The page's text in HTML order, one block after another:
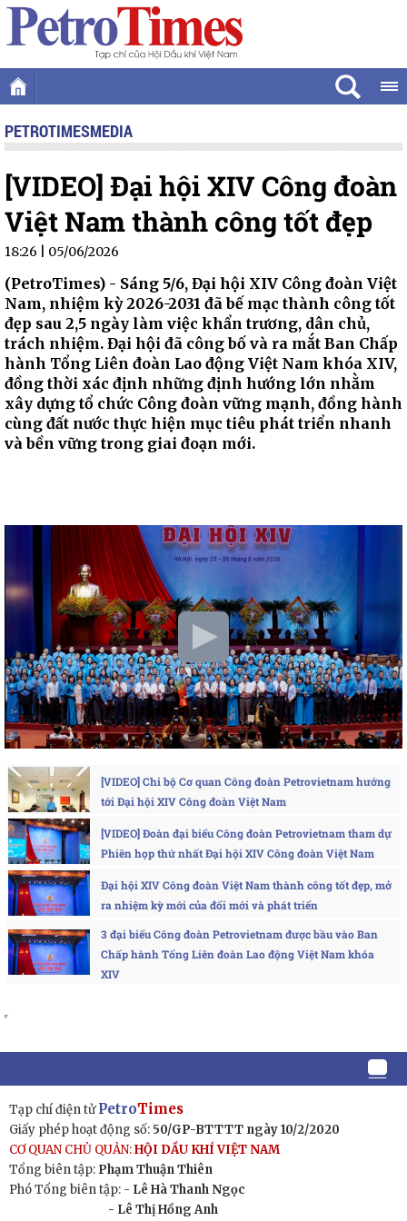
PETROTIMESMEDIA
[VIDEO] Đại hội XIV Công đoàn
Việt Nam thành công tốt đẹp
18:26 | 05/06/2026
(PetroTimes) - Sáng 5/6, Đại hội XIV Công đoàn Việt
Nam, nhiệm kỳ 2026-2031 đã bế mạc thành công tốt
đẹp sau 2,5 ngày làm việc khẩn trương, dân chủ,
trách nhiệm. Đại hội đã công bố và ra mắt Ban Chấp
hành Tổng Liên đoàn Lao động Việt Nam khóa XIV,
đồng thời xác định những định hướng lớn nhằm
xây dựng tổ chức Công đoàn vững mạnh, đồng hành
cùng đất nước thực hiện mục tiêu phát triển nhanh
và bền vững trong giai đoạn mới.
[VIDEO] Chi bộ Cơ quan Công đoàn Petrovietnam hướng
tới Đại hội XIV Công đoàn Việt Nam
[VIDEO] Đoàn đại biểu Công đoàn Petrovietnam tham dự
Phiên họp thứ nhất Đại hội XIV Công đoàn Việt Nam
Đại hội XIV Công đoàn Việt Nam thành công tốt đẹp, mở
ra nhiệm kỳ mới của đổi mới và phát triển
3 đại biểu Công đoàn Petrovietnam được bầu vào Ban
Chấp hành Tổng Liên đoàn Lao động Việt Nam khóa
XIV
Tạp chí điện tửPetroTimes
Giấy phép hoạt động số: 50/GP-BTTTT ngày 10/2/2020
CƠ QUAN CHỦ QUẢN:HỘI DẦU KHÍ VIỆT NAM
Tổng biên tập: Phạm Thuận Thiên
Phó Tổng biên tập: - Lê Hà Thanh Ngọc
- Lê Thị Hồng Anh